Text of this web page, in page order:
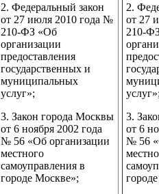
2. Федеральный закон
от 27 июля 2010 года №
210-ФЗ «Об
организации
предоставления
государственных и
муниципальных
услуг»;
3. Закон города Москвы
от 6 ноября 2002 года
№ 56 «Об организации
местного
самоуправления в
городе Москве»;
2.
от 27
210-
3.
от 6
№ 56